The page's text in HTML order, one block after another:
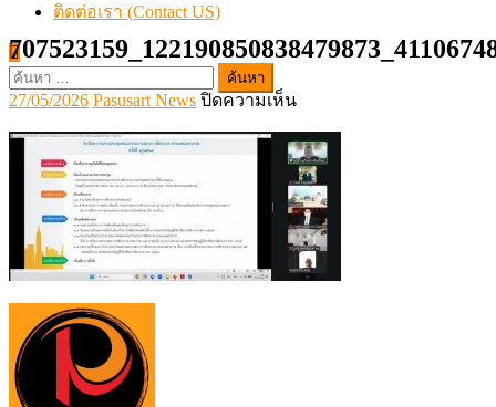
ติดต่อเรา (Contact US)
ค้นหา
สำหรับ:
Posted
on
27/05/2026Author
Pasusart News ปิดความเห็นบน